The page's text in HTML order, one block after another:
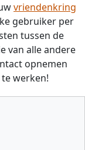
vriendenkring
gebruiker per
tussen de
van alle andere
opnemen
werken!